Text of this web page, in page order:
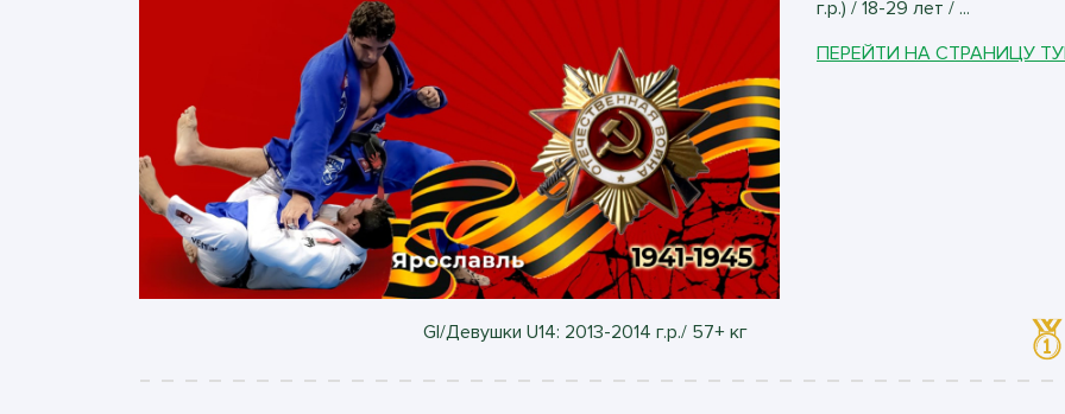
г.р.) / 18-29 лет / ...
ПЕРЕЙТИ НА СТРАНИЦУ
GI/Девушки U14: 2013-2014 г.р./ 57+ кг